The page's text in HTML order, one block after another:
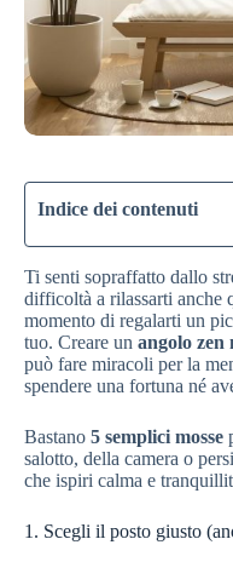
Indice dei contenuti
Ti senti sopraffatto dallo
difficoltà a rilassarti anche
momento di regalarti un
tuo. Creare un angolo
può fare miracoli per la
spendere una fortuna né
Bastano 5 semplici mosse
salotto, della camera o
che ispiri calma e
1. Scegli il posto giusto